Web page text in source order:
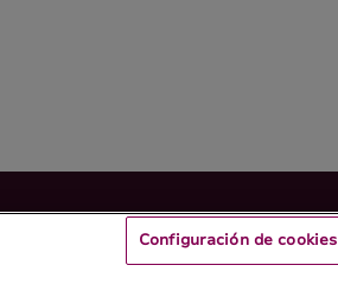
Configuración de cookies